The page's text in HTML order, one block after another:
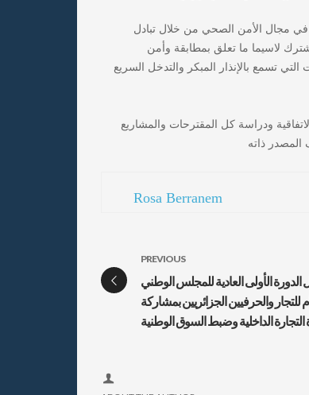
في مجال الأمن الصحي من خلال تبادل
لاسيما ما تعلق بمطابقة وأمن
تسمع بالإنذار المبكر والتدخل السريع
ودراسة كل المقترحات والمشاريع
ذاته
Rosa Berranem
PREVIOUS
الدورة الأولى العادية للمجلس الوطني
للتجار والحرفيين الجزائريين بمشاركة
التجارة الداخلية وضبط السوق الوطنية